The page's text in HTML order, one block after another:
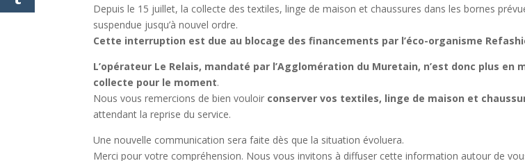
Depuis le 15 juillet, la collecte des textiles, linge de maison et chaussures dans les bornes
suspendue jusqu’à nouvel ordre.
Cette interruption est due au blocage des financements par l’éco-organisme
L’opérateur Le Relais, mandaté par l’Agglomération du Muretain, n’est donc plus en
collecte pour le moment.
Nous vous remercions de bien vouloir conserver vos textiles, linge de maison et
attendant la reprise du service.
Une nouvelle communication sera faite dès que la situation évoluera.
Merci pour votre compréhension. Nous vous invitons à diffuser cette information autour de